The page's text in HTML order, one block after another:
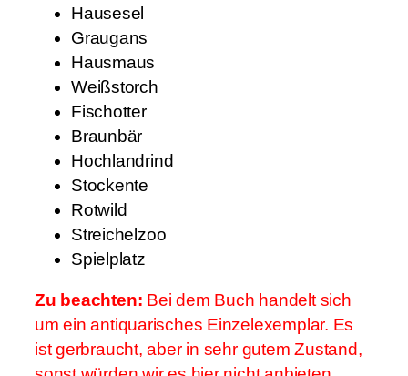
Hausesel
Graugans
Hausmaus
Weißstorch
Fischotter
Braunbär
Hochlandrind
Stockente
Rotwild
Streichelzoo
Spielplatz
Zu beachten: Bei dem Buch handelt sich
um ein antiquarisches Einzelexemplar. Es
ist gerbraucht, aber in sehr gutem Zustand,